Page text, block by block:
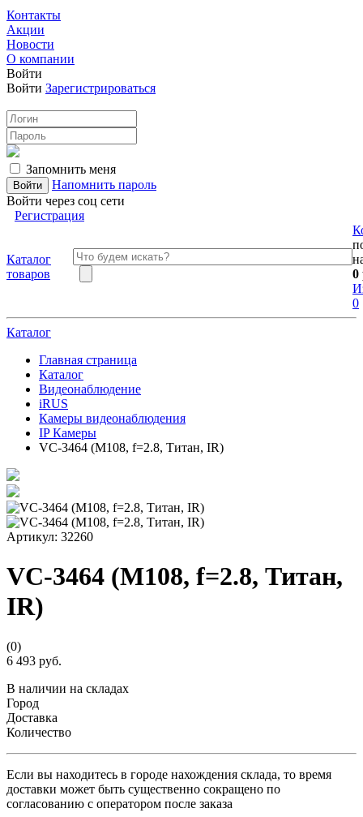
Контакты
Акции
Новости
О компании
Войти
Войти Зарегистрироваться
Запомнить меня
Напомнить пароль
Войти через соц сети
Регистрация
Каталог
товаров
0
0
Каталог
Главная страница
Каталог
Видеонаблюдение
iRUS
Камеры видеонаблюдения
IP Камеры
VC-3464 (M108, f=2.8, Титан, IR)
Артикул: 32260
VC-3464 (M108, f=2.8, Титан,
IR)
(0)
6 493 руб.
В наличии на складах
Город
Доставка
Количество
Если вы находитесь в городе нахождения склада, то время
доставки может быть существенно сокращено по
согласованию с оператором после заказа